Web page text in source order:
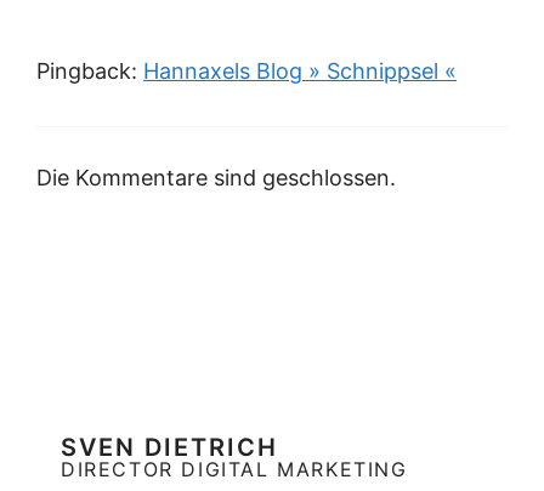
Pingback: Hannaxels Blog » Schnippsel «
Die Kommentare sind geschlossen.
SVEN DIETRICH
DIRECTOR DIGITAL MARKETING